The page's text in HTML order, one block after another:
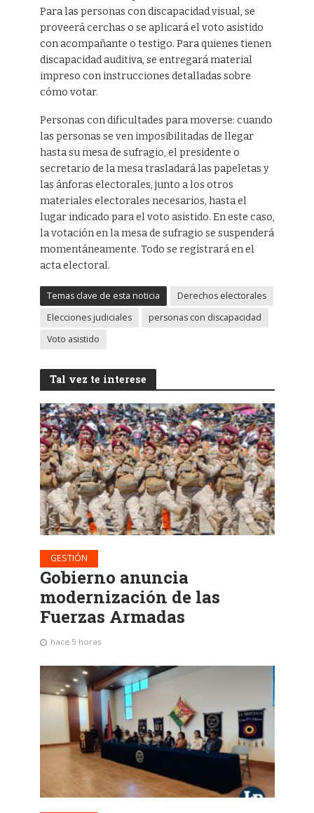
Para las personas con discapacidad visual, se
proveerá cerchas o se aplicará el voto asistido
con acompañante o testigo. Para quienes tienen
discapacidad auditiva, se entregará material
impreso con instrucciones detalladas sobre
cómo votar.
Personas con dificultades para moverse: cuando
las personas se ven imposibilitadas de llegar
hasta su mesa de sufragio, el presidente o
secretario de la mesa trasladará las papeletas y
las ánforas electorales, junto a los otros
materiales electorales necesarios, hasta el
lugar indicado para el voto asistido. En este caso,
la votación en la mesa de sufragio se suspenderá
momentáneamente. Todo se registrará en el
acta electoral.
Temas clave de esta noticia
Derechos electorales
Elecciones judiciales
personas con discapacidad
Voto asistido
Tal vez te interese
GESTIÓN
Gobierno anuncia
modernización de las
Fuerzas Armadas
hace 5 horas